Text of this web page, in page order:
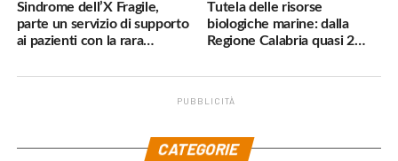
Sindrome dell’X Fragile,
parte un servizio di supporto
ai pazienti con la rara
Tutela delle risorse
biologiche marine: dalla
Regione Calabria quasi 2
PUBBLICITÀ
CATEGORIE